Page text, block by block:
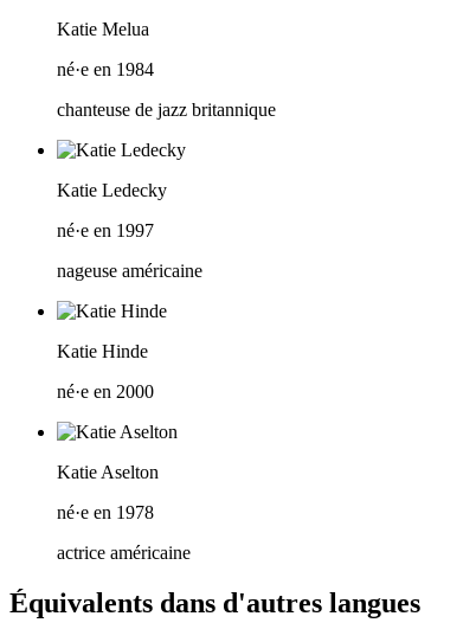
Katie Melua
né·e en 1984
chanteuse de jazz britannique
Katie Ledecky
né·e en 1997
nageuse américaine
Katie Hinde
né·e en 2000
Katie Aselton
né·e en 1978
actrice américaine
Équivalents dans d'autres langues